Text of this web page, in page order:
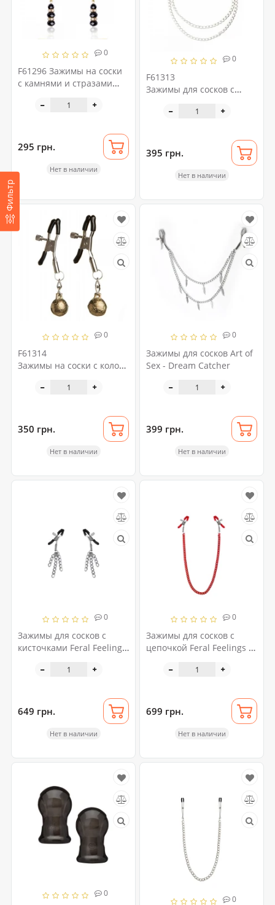
Фильтр
0
F61296 Зажимы на соски
с камнями и стразами
295 грн.
Нет в наличии
0
F61313
Зажимы для сосков c
Loveshop Double Chain
395 грн.
Нет в наличии
0
F61314
Зажимы на соски с колокольчиком
350 грн.
Нет в наличии
0
Зажимы для сосков Art of
Sex - Dream Catcher
399 грн.
Нет в наличии
0
Зажимы для сосков с
кисточками Feral Feelings
серебро/черный
649 грн.
Нет в наличии
0
Зажимы для сосков с
цепочкой Feral Feelings -
красный
699 грн.
Нет в наличии
0
0